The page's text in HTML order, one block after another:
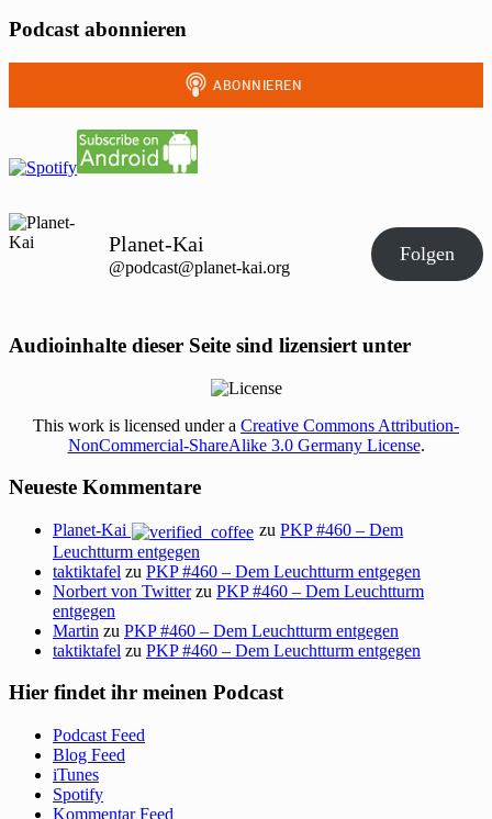
Podcast abonnieren
Planet-Kai
@podcast@planet-kai.org
Folgen
Audioinhalte dieser Seite sind lizensiert unter
This work is licensed under a Creative Commons Attribution-
NonCommercial-ShareAlike 3.0 Germany License.
Neueste Kommentare
Planet-Kai zuPKP #460 – Dem
Leuchtturm entgegen
taktiktafel zu PKP #460 – Dem Leuchtturm entgegen
Norbert von Twitterzu PKP #460 – Dem Leuchtturm
entgegen
Martin zu PKP #460 – Dem Leuchtturm entgegen
taktiktafel zu PKP #460 – Dem Leuchtturm entgegen
Hier findet ihr meinen Podcast
Podcast Feed
Blog Feed
iTunes
Spotify
Kommentar Feed